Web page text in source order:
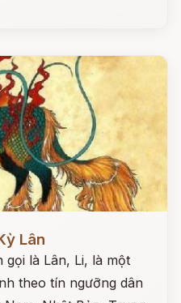
Lân
gọi là Lân, Li, là một
theo tín ngưỡng dân